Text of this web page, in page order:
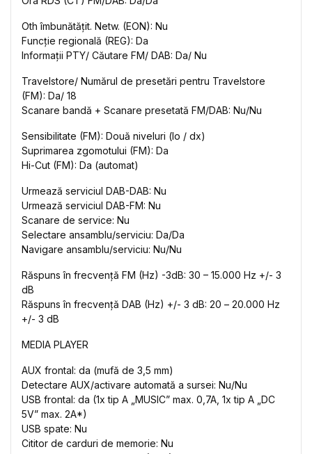
Oth îmbunătățit. Netw. (EON): Nu
Funcție regională (REG): Da
Informații PTY/ Căutare FM/ DAB: Da/ Nu
Travelstore/ Numărul de presetări pentru Travelstore
(FM): Da/ 18
Scanare bandă + Scanare presetată FM/DAB: Nu/Nu
Sensibilitate (FM): Două niveluri (lo / dx)
Suprimarea zgomotului (FM): Da
Hi-Cut (FM): Da (automat)
Urmează serviciul DAB-DAB: Nu
Urmează serviciul DAB-FM: Nu
Scanare de service: Nu
Selectare ansamblu/serviciu: Da/Da
Navigare ansamblu/serviciu: Nu/Nu
Răspuns în frecvență FM (Hz) -3dB: 30 – 15.000 Hz +/- 3
dB
Răspuns în frecvență DAB (Hz) +/- 3 dB: 20 ​​– 20.000 Hz
+/- 3 dB
MEDIA PLAYER
AUX frontal: da (mufă de 3,5 mm)
Detectare AUX/activare automată a sursei: Nu/Nu
USB frontal: da (1x tip A „MUSIC” max. 0,7A, 1x tip A „DC
5V” max. 2A*)
USB spate: Nu
Cititor de carduri de memorie: Nu